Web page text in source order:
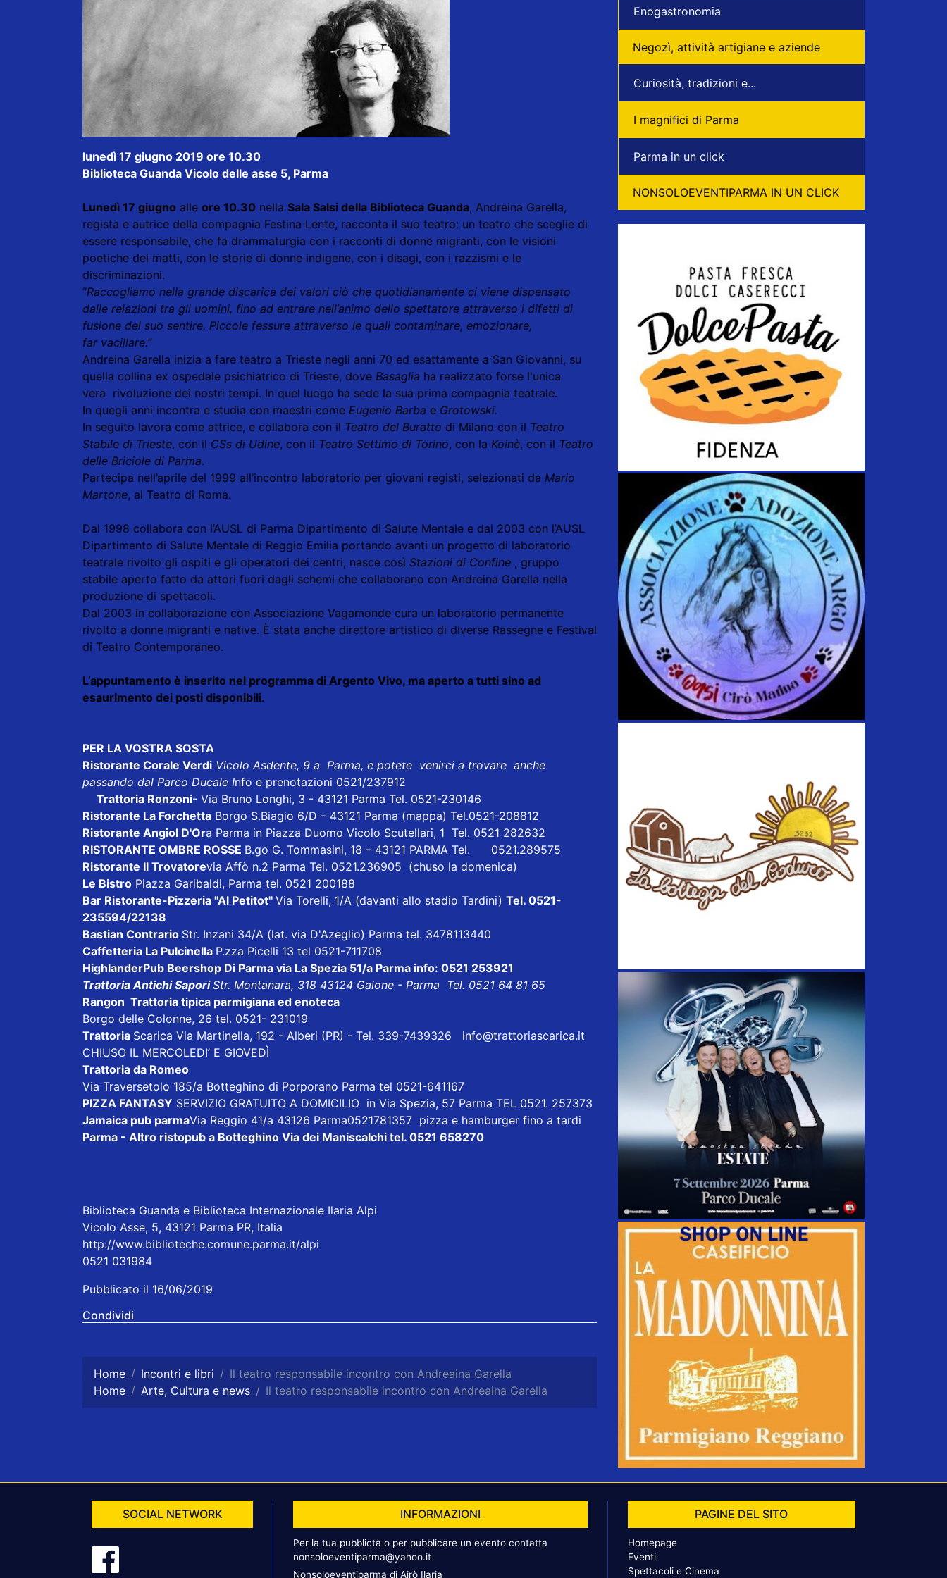
lunedì 17 giugno 2019 ore 10.30
Biblioteca Guanda Vicolo delle asse 5, Parma
Lunedì 17 giugno alle ore 10.30 nella Sala Salsi della Biblioteca Guanda, Andreina Garella,
regista e autrice della compagnia Festina Lente, racconta il suo teatro: un teatro che sceglie di
essere responsabile, che fa drammaturgia con i racconti di donne migranti, con le visioni
poetiche dei matti, con le storie di donne indigene, con i disagi, con i razzismi e le
discriminazioni.
“Raccogliamo nella grande discarica dei valori ciò che quotidianamente ci viene dispensato
dalle relazioni tra gli uomini, fino ad entrare nell’animo dello spettatore attraverso i difetti di
fusione del suo sentire. Piccole fessure attraverso le quali contaminare, emozionare,
far vacillare.”
Andreina Garella inizia a fare teatro a Trieste negli anni 70 ed esattamente a San Giovanni, su
quella collina ex ospedale psichiatrico di Trieste, dove Basaglia ha realizzato forse l'unica
vera rivoluzione dei nostri tempi. In quel luogo ha sede la sua prima compagnia teatrale.
In quegli anni incontra e studia con maestri come Eugenio Barba e Grotowski.
In seguito lavora come attrice, e collabora con il Teatro del Buratto di Milano con il Teatro
Stabile di Trieste, con il CSs di Udine, con il Teatro Settimo di Torino, con la Koinè, con il Teatro
delle Briciole di Parma.
Partecipa nell’aprile del 1999 all’incontro laboratorio per giovani registi, selezionati da Mario
Martone, al Teatro di Roma.
Dal 1998 collabora con l’AUSL di Parma Dipartimento di Salute Mentale e dal 2003 con l’AUSL
Dipartimento di Salute Mentale di Reggio Emilia portando avanti un progetto di laboratorio
teatrale rivolto gli ospiti e gli operatori dei centri, nasce così Stazioni di Confine , gruppo
stabile aperto fatto da attori fuori dagli schemi che collaborano con Andreina Garella nella
produzione di spettacoli.
Dal 2003 in collaborazione con Associazione Vagamonde cura un laboratorio permanente
rivolto a donne migranti e native. È stata anche direttore artistico di diverse Rassegne e Festival
di Teatro Contemporaneo.
L’appuntamento è inserito nel programma di Argento Vivo, ma aperto a tutti sino ad
esaurimento dei posti disponibili.
PER LA VOSTRA SOSTA
Ristorante Corale Verdi Vicolo Asdente, 9 a Parma, e potete venirci a trovare anche
passando dal Parco Ducale Info e prenotazioni 0521/237912
Trattoria Ronzoni- Via Bruno Longhi, 3 - 43121 Parma Tel. 0521-230146
Ristorante La Forchetta Borgo S.Biagio 6/D – 43121 Parma (mappa) Tel.0521-208812
Ristorante Angiol D'Ora Parma in Piazza Duomo Vicolo Scutellari, 1 Tel. 0521 282632
RISTORANTE OMBRE ROSSE B.go G. Tommasini, 18 – 43121 PARMA Tel. 0521.289575
Ristorante Il Trovatorevia Affò n.2 Parma Tel. 0521.236905 (chuso la domenica)
Le Bistro Piazza Garibaldi, Parma tel. 0521 200188
Bar Ristorante-Pizzeria "Al Petitot" Via Torelli, 1/A (davanti allo stadio Tardini) Tel. 0521-
235594/22138
Bastian Contrario Str. Inzani 34/A (lat. via D'Azeglio) Parma tel. 3478113440
Caffetteria La Pulcinella P.zza Picelli 13 tel 0521-711708
HighlanderPub Beershop Di Parma via La Spezia 51/a Parma info: 0521 253921
Trattoria Antichi SaporiStr. Montanara, 318 43124 Gaione - Parma Tel. 0521 64 81 65
Rangon Trattoria tipica parmigiana ed enoteca
Borgo delle Colonne, 26 tel. 0521- 231019
Trattoria Scarica Via Martinella, 192 - Alberi (PR) - Tel. 339-7439326 info@trattoriascarica.it
CHIUSO IL MERCOLEDI’ E GIOVEDÌ
Trattoria da Romeo
Via Traversetolo 185/a Botteghino di Porporano Parma tel 0521-641167
PIZZA FANTASY SERVIZIO GRATUITO A DOMICILIO in Via Spezia, 57 Parma TEL 0521. 257373
Jamaica pub parmaVia Reggio 41/a 43126 Parma0521781357 pizza e hamburger fino a tardi
Parma - Altro ristopub a Botteghino Via dei Maniscalchi tel. 0521 658270
Biblioteca Guanda e Biblioteca Internazionale Ilaria Alpi
Vicolo Asse, 5, 43121 Parma PR, Italia
http://www.biblioteche.comune.parma.it/alpi
0521 031984
Pubblicato il 16/06/2019
Condividi
Home Incontri e libri
Il teatro responsabile incontro con Andreaina Garella
Home
Arte, Cultura e news Il teatro responsabile incontro con Andreaina Garella
Enogastronomia
Negozì, attività artigiane e aziende
Curiosità, tradizioni e...
I magnifici di Parma
Parma in un click
NONSOLOEVENTIPARMA IN UN CLICK
SOCIAL NETWORK INFORMAZIONI
Per la tua pubblictà o per pubblicare un evento contatta
nonsoloeventiparma@yahoo.it
Nonsoloeventiparma di Airò Ilaria
PAGINE DEL SITO
Homepage
Eventi
Spettacoli e Cinema